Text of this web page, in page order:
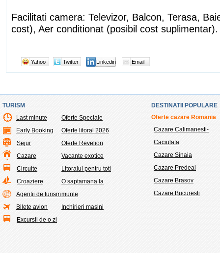
Facilitati camera: Televizor, Balcon, Terasa,
cost), Aer conditionat (posibil cost suplimentar).
Yahoo Twitter Linkedin Email
TURISM
Last minute
Early Booking
Sejur
Cazare
Circuite
Croaziere
Agentii de turism
Bilete avion
Excursii de o zi
Oferte Speciale
Oferte litoral 2026
Oferte Revelion
Vacante exotice
Litoralul pentru toti
O saptamana la
munte
Inchirieri masini
DESTINATII POPULARE
Oferte cazare Romania
Cazare Calimanesti-
Caciulata
Cazare Sinaia
Cazare Predeal
Cazare Brasov
Cazare Bucuresti